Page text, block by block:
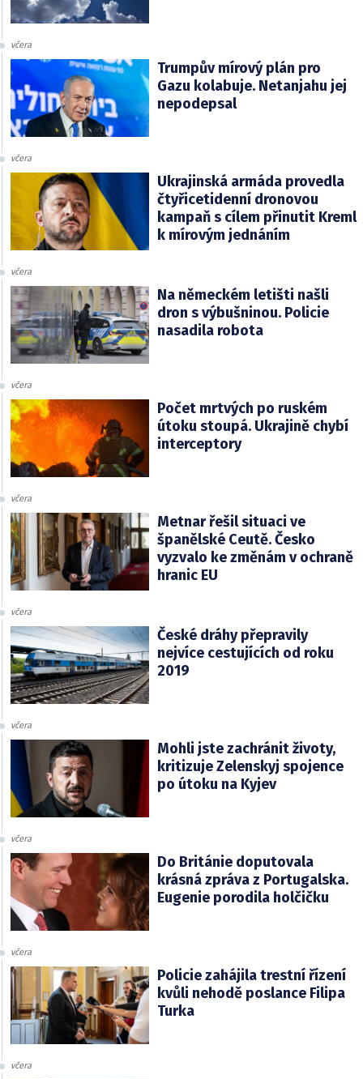
včera
Trumpův mírový plán pro
Gazu kolabuje. Netanjahu jej
nepodepsal
včera
Ukrajinská armáda provedla
čtyřicetidenní dronovou
kampaň s cílem přinutit Kreml
k mírovým jednáním
včera
Na německém letišti našli
dron s výbušninou. Policie
nasadila robota
včera
Počet mrtvých po ruském
útoku stoupá. Ukrajině chybí
interceptory
včera
Metnar řešil situaci ve
španělské Ceutě. Česko
vyzvalo ke změnám v ochraně
hranic EU
včera
České dráhy přepravily
nejvíce cestujících od roku
2019
včera
Mohli jste zachránit životy,
kritizuje Zelenskyj spojence
po útoku na Kyjev
včera
Do Británie doputovala
krásná zpráva z Portugalska.
Eugenie porodila holčičku
včera
Policie zahájila trestní řízení
kvůli nehodě poslance Filipa
Turka
včera